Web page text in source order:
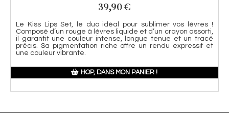
39,90€
Le Kiss Lips Set, le duo idéal pour sublimer vos lèvres !
Composé d’un rouge à lèvres liquide et d’un crayon assorti,
il garantit une couleur intense, longue tenue et un tracé
précis. Sa pigmentation riche offre un rendu expressif et
une couleur vibrante.
HOP, DANS MON PANIER !